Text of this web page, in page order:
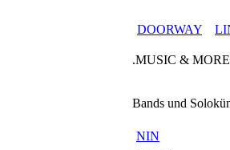
DOORWAY
.MUSIC & MORE
Bands und
NIN